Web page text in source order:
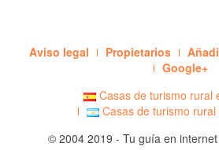
Aviso legal Propietarios
Google+
Casas de turismo rural
Casas de turismo
© 2004 2019 - Tu guía en